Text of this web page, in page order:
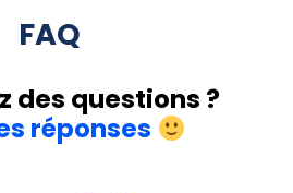
FAQ
des questions ?
réponses